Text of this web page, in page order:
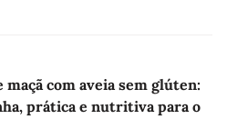
maçã com aveia sem glúten:
prática e nutritiva para o